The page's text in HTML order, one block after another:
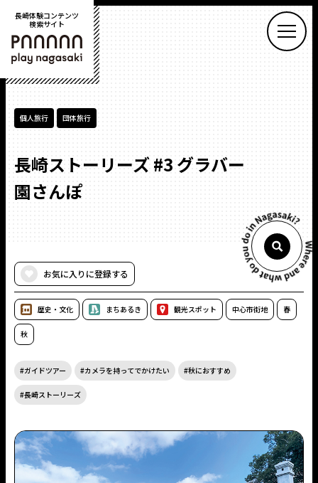
長崎体験コンテンツ
検索サイト
個人旅行 団体旅行
長崎ストーリーズ #3 グラバー
園さんぽ
お気に入りに登録する
歴史・⽂化 まちあるき 観光スポット 中⼼市街地 春
秋
ガイドツアー カメラを持ってでかけたい 秋におすすめ
長崎ストーリーズ